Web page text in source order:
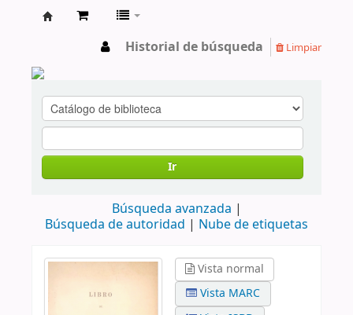
Historial de búsqueda Limpiar
Ir
Búsqueda avanzada
Búsqueda de autoridad
Nube de etiquetas
Vista normal
Vista MARC